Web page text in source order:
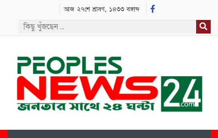
আজ ২৭শে শ্রাবণ, ১৪৩৩ বঙ্গাব্দ